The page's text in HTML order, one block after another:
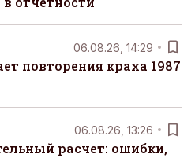
06.08.26, 14:29
повторения краха 1987
06.08.26, 13:26
расчет: ошибки,